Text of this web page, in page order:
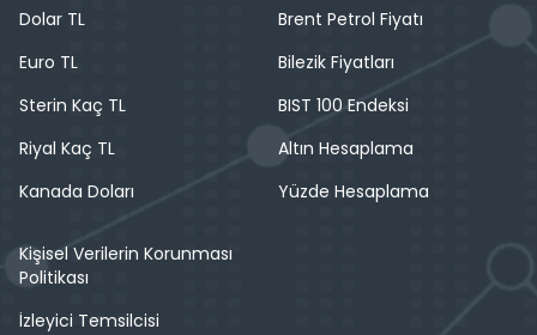
Dolar TL
Euro TL
Sterin Kaç TL
Riyal Kaç TL
Kanada Doları
Brent Petrol Fiyatı
Bilezik Fiyatları
BIST 100 Endeksi
Altın Hesaplama
Yüzde Hesaplama
Kişisel Verilerin Korunması
Politikası
İzleyici Temsilcisi